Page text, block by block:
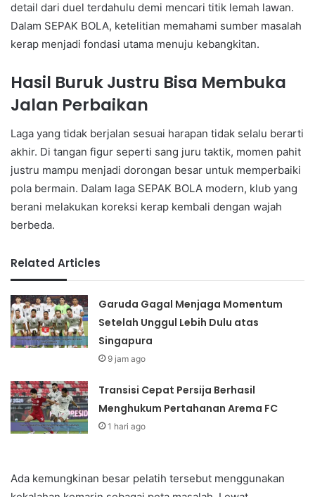
detail dari duel terdahulu demi mencari titik lemah lawan.
Dalam SEPAK BOLA, ketelitian memahami sumber masalah
kerap menjadi fondasi utama menuju kebangkitan.
Hasil Buruk Justru Bisa Membuka
Jalan Perbaikan
Laga yang tidak berjalan sesuai harapan tidak selalu berarti
akhir. Di tangan figur seperti sang juru taktik, momen pahit
justru mampu menjadi dorongan besar untuk memperbaiki
pola bermain. Dalam laga SEPAK BOLA modern, klub yang
berani melakukan koreksi kerap kembali dengan wajah
berbeda.
Related Articles
Garuda Gagal Menjaga Momentum
Setelah Unggul Lebih Dulu atas
Singapura
9 jam ago
Transisi Cepat Persija Berhasil
Menghukum Pertahanan Arema FC
1 hari ago
Ada kemungkinan besar pelatih tersebut menggunakan